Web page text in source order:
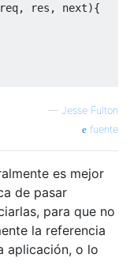
req, res, next){
— Jesse Fulton
fuente
es mejor
de pasar
para que no
la referencia
aplicación, o lo